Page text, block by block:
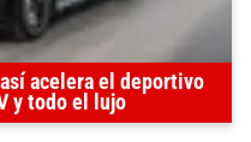
acelera el deportivo
y todo el lujo